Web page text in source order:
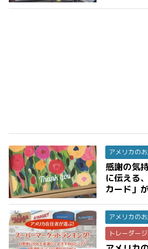
アメリカの
感謝の気
に伝える
カード」
アメリカの
トレーダー